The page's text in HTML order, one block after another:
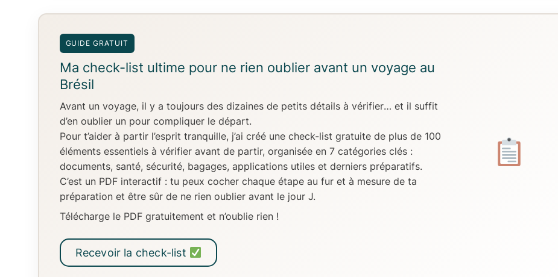
GUIDE GRATUIT
Ma check-list ultime pour ne rien oublier avant un voyage au
Brésil
Avant un voyage, il y a toujours des dizaines de petits détails à vérifier… et il suffit
d’en oublier un pour compliquer le départ.
Pour t’aider à partir l’esprit tranquille, j’ai créé une check-list gratuite de plus de 100
éléments essentielsà vérifier avant de partir, organisée en 7 catégories clés:
documents, santé, sécurité, bagages, applications utiles et derniers préparatifs.
C’est un PDF interactif: tu peux cocher chaque étape au fur et à mesure de ta
préparationet être sûr de ne rien oublier avant le jour J.
Télécharge le PDF gratuitement et n’oublie rien !
Recevoir la check-list